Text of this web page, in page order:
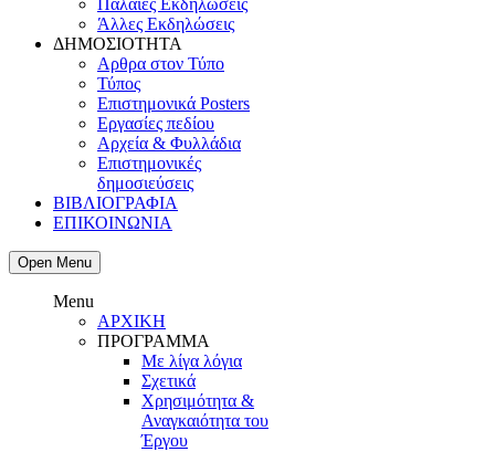
Παλαιές Εκδηλώσεις
Άλλες Εκδηλώσεις
ΔΗΜΟΣΙΟΤΗΤΑ
Αρθρα στον Τύπο
Τύπος
Επιστημονικά Posters
Εργασίες πεδίου
Αρχεία & Φυλλάδια
Επιστημονικές
δημοσιεύσεις
ΒΙΒΛΙΟΓΡΑΦΙΑ
ΕΠΙΚΟΙΝΩΝΙA
Open Menu
Menu
ΑΡΧΙΚΗ
ΠΡΟΓΡΑΜΜΑ
Με λίγα λόγια
Σχετικά
Χρησιμότητα &
Αναγκαιότητα του
Έργου